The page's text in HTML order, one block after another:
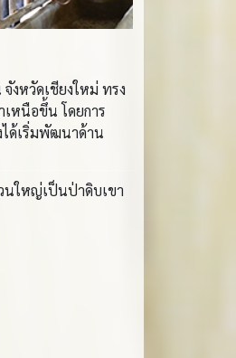
งหวัดเชียงใหม่ ทรง
หนือขึ้น โดยการ
ได้เริ่มพัฒนาด้าน
นใหญ่เป็นป่าดิบเขา